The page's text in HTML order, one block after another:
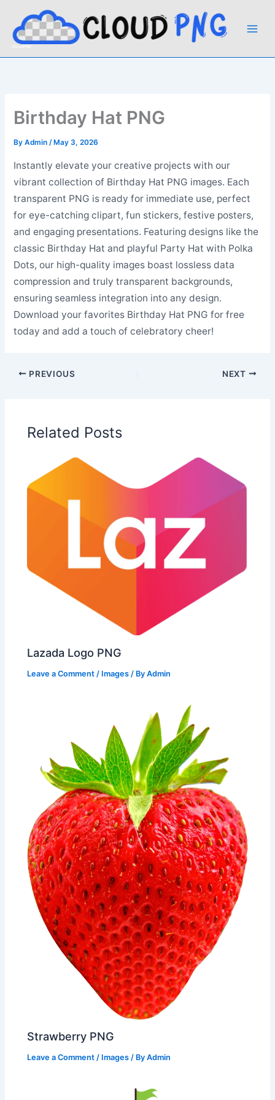
content
Birthday Hat PNG
ByAdmin/ May 3, 2026
Instantly elevate your creative projects with our
vibrant collection of Birthday Hat PNG images. Each
transparent PNG is ready for immediate use, perfect
for eye-catching clipart, fun stickers, festive posters,
and engaging presentations. Featuring designs like the
classic Birthday Hat and playful Party Hat with Polka
Dots, our high-quality images boast lossless data
compression and truly transparent backgrounds,
ensuring seamless integration into any design.
Download your favorites Birthday Hat PNG for free
today and add a touch of celebratory cheer!
PREVIOUS NEXT
Related Posts
Lazada Logo PNG
Leave a Comment / Images / ByAdmin
Strawberry PNG
Leave a Comment / Images / ByAdmin